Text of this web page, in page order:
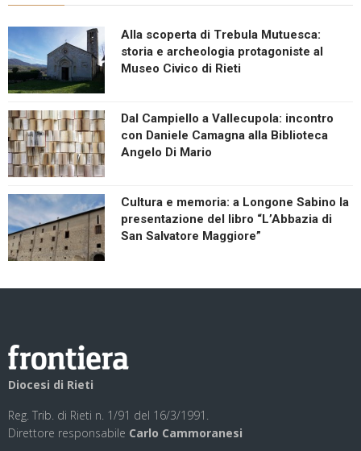
Alla scoperta di Trebula Mutuesca:
storia e archeologia protagoniste al
Museo Civico di Rieti
Dal Campiello a Vallecupola: incontro
con Daniele Camagna alla Biblioteca
Angelo Di Mario
Cultura e memoria: a Longone Sabino la
presentazione del libro “L’Abbazia di
San Salvatore Maggiore”
Diocesi di Rieti
Reg. Trib. di Rieti n. 1/91 del 16/3/1991.
Direttore responsabile Carlo Cammoranesi